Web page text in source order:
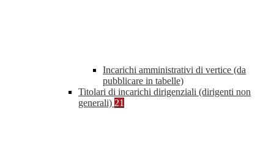
Incarichi amministrativi di vertice (da
pubblicare in tabelle)
Titolari di incarichi dirigenziali (dirigenti non
generali) 21